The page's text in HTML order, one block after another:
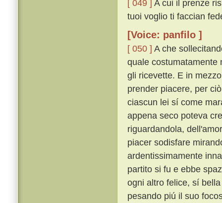
[ 049 ] A cui il prenze
tuoi voglio ti faccian
[Voice: panfilo ]
[ 050 ] A che
quale costumatamente
gli ricevette. E in
prender piacere, per
ciascun lei sí come
appena seco poteva
riguardandola,
piacer sodisfare
ardentissimamente
partito si fu e ebbe
ogni altro felice, sí
pesando piú il suo